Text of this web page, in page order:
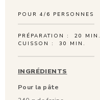
POUR 4/6 PERSONNES
PRÉPARATION : 20 MIN.
CUISSON : 30 MIN.
INGRÉDIENTS
Pour la pâte